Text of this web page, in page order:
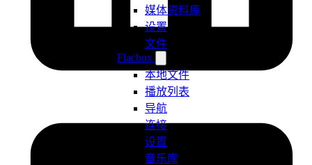
媒体资料库
设置
文件
Flacbox
本地文件
播放列表
导航
连接
设置
音乐库